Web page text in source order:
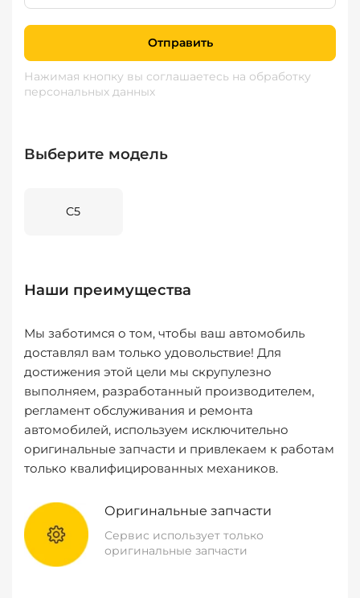
Отправить
Нажимая кнопку вы соглашаетесь на обработку
персональных данных
Выберите модель
C5
Наши преимущества
Мы заботимся о том, чтобы ваш автомобиль
доставлял вам только удовольствие! Для
достижения этой цели мы скрупулезно
выполняем, разработанный производителем,
регламент обслуживания и ремонта
автомобилей, используем исключительно
оригинальные запчасти и привлекаем к работам
только квалифицированных механиков.
Оригинальные запчасти
Сервис использует только
оригинальные запчасти